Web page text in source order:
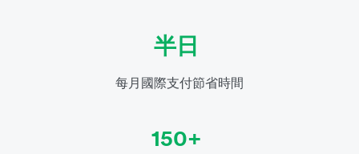
半日
每月國際支付節省時間
150+